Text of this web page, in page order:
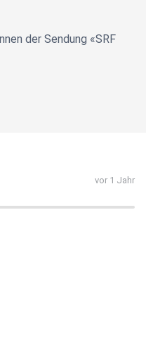
der Sendung «SRF
vor 1 Jahr